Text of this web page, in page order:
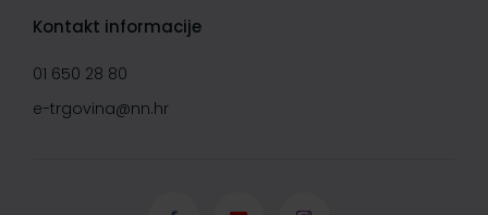
Kontakt informacije
01 650 28 80
e-trgovina@nn.hr